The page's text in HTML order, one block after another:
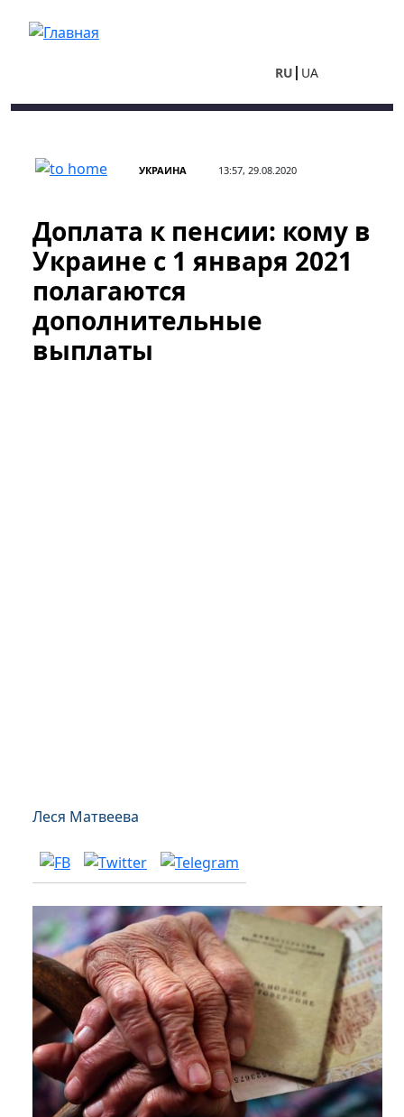
RU UA
УКРАИНА 13:57, 29.08.2020
Доплата к пенсии: кому в
Украине с 1 января 2021
полагаются
дополнительные
выплаты
Леся Матвеева